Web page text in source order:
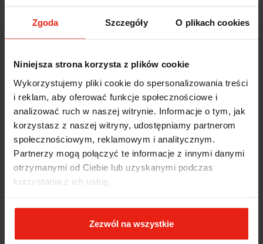
Zgoda Szczegóły O plikach cookies
Niniejsza strona korzysta z plików cookie
Wykorzystujemy pliki cookie do spersonalizowania treści
i reklam, aby oferować funkcje społecznościowe i
analizować ruch w naszej witrynie. Informacje o tym, jak
korzystasz z naszej witryny, udostępniamy partnerom
społecznościowym, reklamowym i analitycznym.
Partnerzy mogą połączyć te informacje z innymi danymi
otrzymanymi od Ciebie lub uzyskanymi podczas
korzystania z ich usług.
Zezwól na wszystkie
Jak zbieramy opinie?
Marcin
5
Polecam szybko sprawnie dobrze zapakowane
Zostałem świetnie obsłużony. Brawa dla pracowników.
w tym tygodniu
Alicja zweryfikowano
5
sprawnie, bez problemów. Bardzo pomocna obsługa
klienta.